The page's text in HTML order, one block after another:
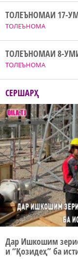
ТОЛЕЪНОМА
ТОЛЕЪНОМАИ 17-
ТОЛЕЪНОМА
ТОЛЕЪНОМАИ 8-
СЕРШАРҲ
Дар Ишкошим
и “Қозидеҳ” ба